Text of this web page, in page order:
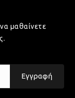
μαθαίνετε
Εγγραφή